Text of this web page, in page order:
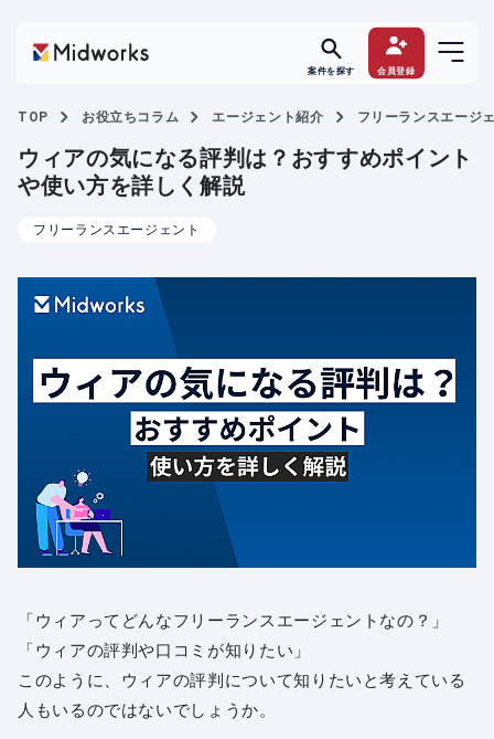
案件を探す 会員登録
TOP お役立ちコラム エージェント紹介 フリーランスエージ
ウィアの気になる評判は？おすすめポイント
や使い方を詳しく解説
フリーランスエージェント
「ウィアってどんなフリーランスエージェントなの？」
「ウィアの評判や口コミが知りたい」
このように、ウィアの評判について知りたいと考えている
人もいるのではないでしょうか。